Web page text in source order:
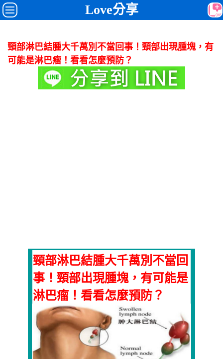
Love分享
頸部淋巴結腫大千萬別不當回事！頸部出現腫塊，有
可能是淋巴瘤！看看怎麼預防？
頸部淋巴結腫大千萬別不當回
事！頸部出現腫塊，有可能是
淋巴瘤！看看怎麼預防？